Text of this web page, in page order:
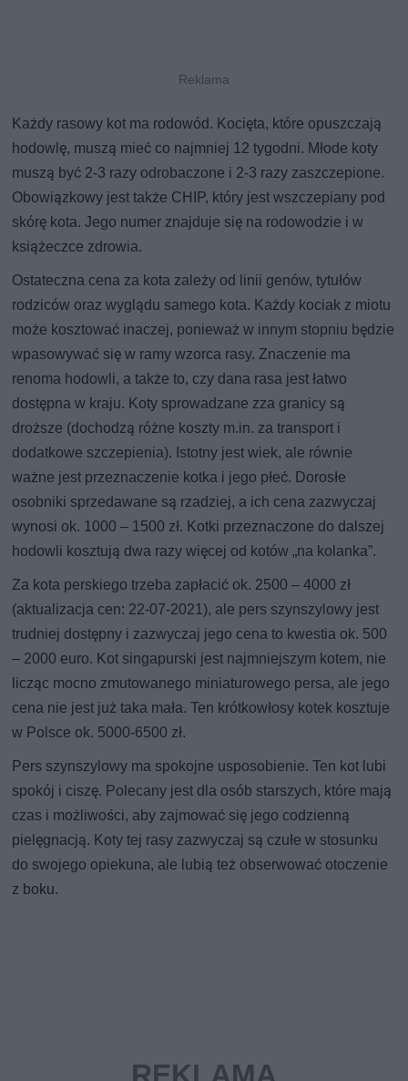
Każdy rasowy kot ma rodowód. Kocięta, które opuszczają
hodowlę, muszą mieć co najmniej 12 tygodni. Młode koty
muszą być 2-3 razy odrobaczone i 2-3 razy zaszczepione.
Obowiązkowy jest także CHIP, który jest wszczepiany pod
skórę kota. Jego numer znajduje się na rodowodzie i w
książeczce zdrowia.
Ostateczna cena za kota zależy od linii genów, tytułów
rodziców oraz wyglądu samego kota. Każdy kociak z miotu
może kosztować inaczej, ponieważ w innym stopniu będzie
wpasowywać się w ramy wzorca rasy. Znaczenie ma
renoma hodowli, a także to, czy dana rasa jest łatwo
dostępna w kraju. Koty sprowadzane zza granicy są
droższe (dochodzą różne koszty m.in. za transport i
dodatkowe szczepienia). Istotny jest wiek, ale równie
ważne jest przeznaczenie kotka i jego płeć. Dorosłe
osobniki sprzedawane są rzadziej, a ich cena zazwyczaj
wynosi ok. 1000 – 1500 zł. Kotki przeznaczone do dalszej
hodowli kosztują dwa razy więcej od kotów „na kolanka”.
Za kota perskiego trzeba zapłacić ok. 2500 – 4000 zł
(aktualizacja cen: 22-07-2021), ale pers szynszylowy jest
trudniej dostępny i zazwyczaj jego cena to kwestia ok. 500
– 2000 euro. Kot singapurski jest najmniejszym kotem, nie
licząc mocno zmutowanego miniaturowego persa, ale jego
cena nie jest już taka mała. Ten krótkowłosy kotek kosztuje
w Polsce ok. 5000-6500 zł.
Pers szynszylowy ma spokojne usposobienie. Ten kot lubi
spokój i ciszę. Polecany jest dla osób starszych, które mają
czas i możliwości, aby zajmować się jego codzienną
pielęgnacją. Koty tej rasy zazwyczaj są czułe w stosunku
do swojego opiekuna, ale lubią też obserwować otoczenie
z boku.